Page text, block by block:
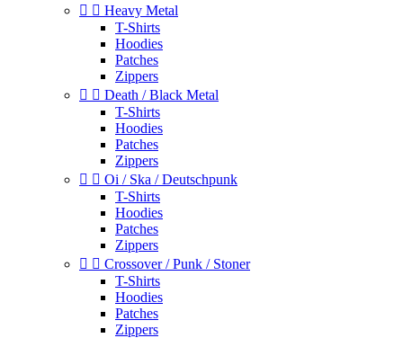
  Heavy Metal
T-Shirts
Hoodies
Patches
Zippers
  Death / Black Metal
T-Shirts
Hoodies
Patches
Zippers
  Oi / Ska / Deutschpunk
T-Shirts
Hoodies
Patches
Zippers
  Crossover / Punk / Stoner
T-Shirts
Hoodies
Patches
Zippers